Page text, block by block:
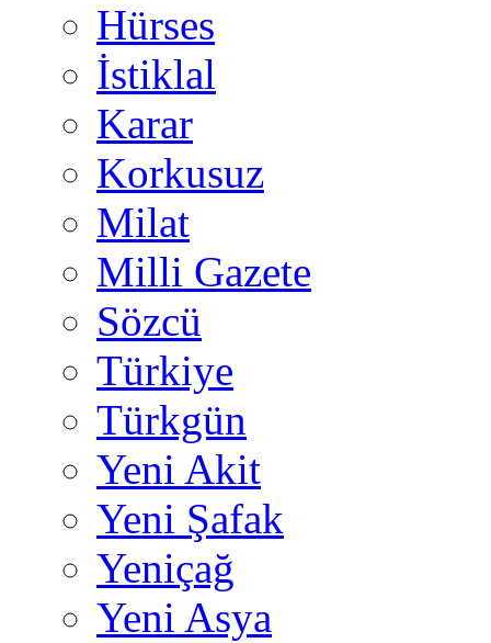
Hürses
İstiklal
Karar
Korkusuz
Milat
Milli Gazete
Sözcü
Türkiye
Türkgün
Yeni Akit
Yeni Şafak
Yeniçağ
Yeni Asya